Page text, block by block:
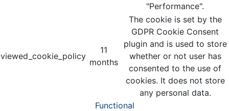
"Performance".
viewed_cookie_policy
11
months
The cookie is set by the
GDPR Cookie Consent
plugin and is used to store
whether or not user has
consented to the use of
cookies. It does not store
any personal data.
Functional